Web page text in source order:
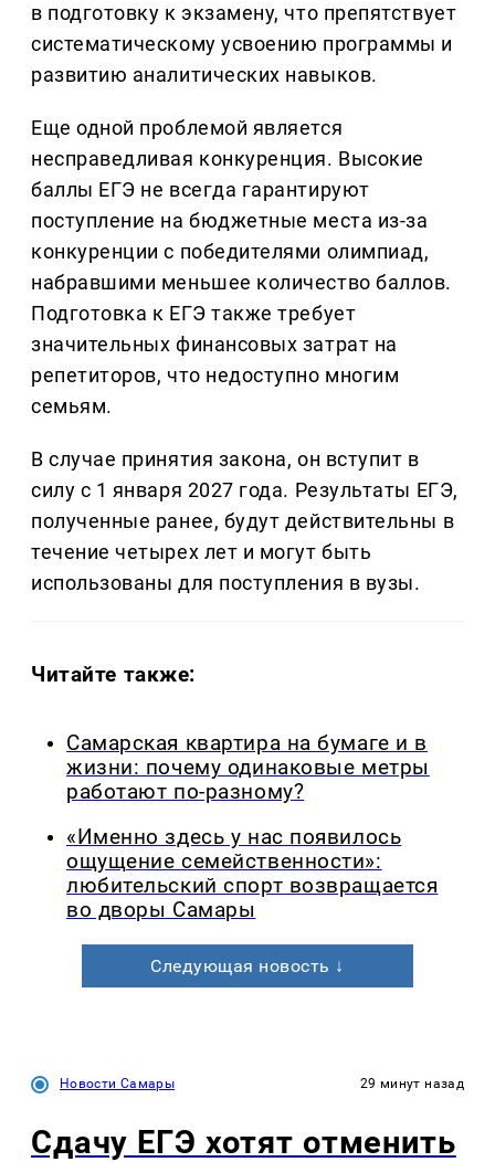
в подготовку к экзамену, что препятствует
систематическому усвоению программы и
развитию аналитических навыков.
Еще одной проблемой является
несправедливая конкуренция. Высокие
баллы ЕГЭ не всегда гарантируют
поступление на бюджетные места из-за
конкуренции с победителями олимпиад,
набравшими меньшее количество баллов.
Подготовка к ЕГЭ также требует
значительных финансовых затрат на
репетиторов, что недоступно многим
семьям.
В случае принятия закона, он вступит в
силу с 1 января 2027 года. Результаты ЕГЭ,
полученные ранее, будут действительны в
течение четырех лет и могут быть
использованы для поступления в вузы.
Читайте также:
Самарская квартира на бумаге и в
жизни: почему одинаковые метры
работают по-разному?
«Именно здесь у нас появилось
ощущение семейственности»:
любительский спорт возвращается
во дворы Самары
Следующая новость ↓
Новости Самары 29 минут назад
Сдачу ЕГЭ хотят отменить